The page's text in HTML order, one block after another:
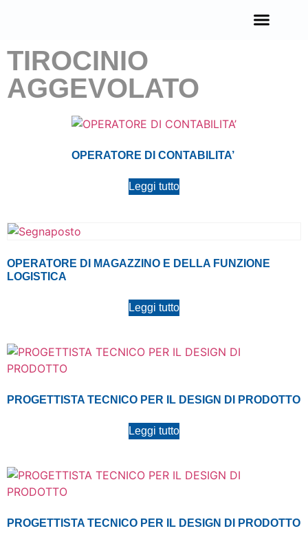
TIROCINIO
AGGEVOLATO
OPERATORE DI CONTABILITA’
Leggi tutto
OPERATORE DI MAGAZZINO E DELLA FUNZIONE
LOGISTICA
Leggi tutto
PROGETTISTA TECNICO PER IL DESIGN DI PRODOTTO
Leggi tutto
PROGETTISTA TECNICO PER IL DESIGN DI PRODOTTO